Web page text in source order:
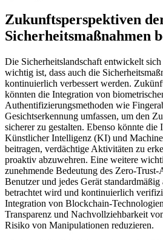
Zukunftsperspektiven
Sicherheitsmaßnahmen
Die Sicherheitslandschaft entwickelt
wichtig ist, dass auch die
kontinuierlich verbessert werden.
könnten die Integration von
Authentifizierungsmethoden wie
Gesichtserkennung umfassen, um den
sicherer zu gestalten. Ebenso könnte die
Künstlicher Intelligenz (KI) und
beitragen, verdächtige Aktivitäten zu
proaktiv abzuwehren. Eine weitere
zunehmende Bedeutung des Zero-Trust-
Benutzer und jedes Gerät
betrachtet wird und kontinuierlich
Integration von Blockchain-
Transparenz und Nachvollziehbarkeit
Risiko von Manipulationen reduzieren.